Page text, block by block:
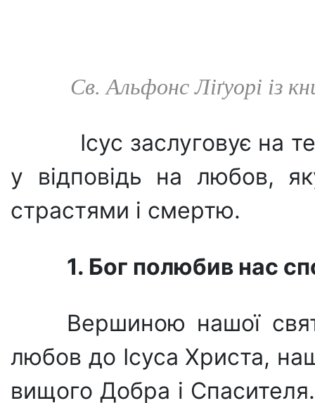
Св. Альфонс Ліґуорі із
Ісус заслуговує на
у відповідь на любов,
страстями і смертю.
1. Бог полюбив нас
Вершиною нашої
любов до Ісуса Хри­ста,
вищого Добра і